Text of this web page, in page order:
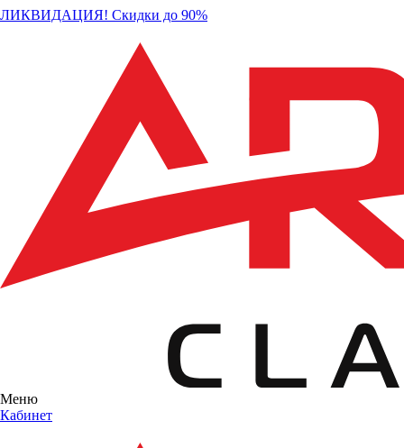
ЛИКВИДАЦИЯ! Скидки до 90%
Меню
Кабинет